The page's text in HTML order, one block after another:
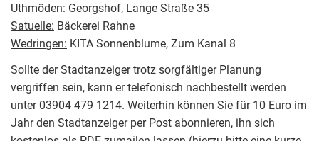
Uthmöden: Georgshof, Lange Straße 35
Satuelle: Bäckerei Rahne
Wedringen: KITA Sonnenblume, Zum Kanal 8
Sollte der Stadtanzeiger trotz sorgfältiger Planung
vergriffen sein, kann er telefonisch nachbestellt werden
unter 03904 479 1214. Weiterhin können Sie für 10 Euro im
Jahr den Stadtanzeiger per Post abonnieren, ihn sich